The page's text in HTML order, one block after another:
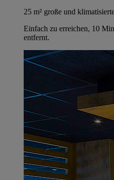
25 m² große und
Einfach zu erreichen, 10
entfernt.